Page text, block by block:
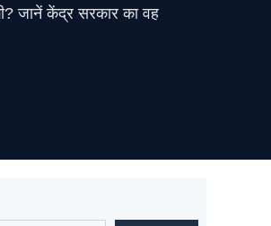
जानें केंद्र सरकार का वह